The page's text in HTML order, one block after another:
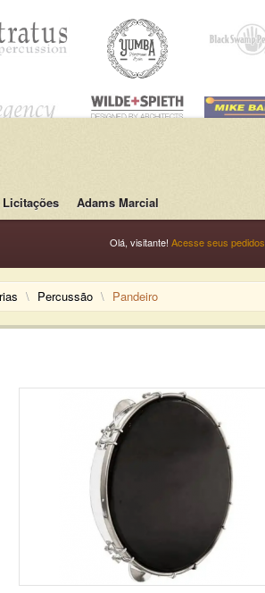
Licitações Adams Marcial
Olá, visitante! Acesse seus pedidos
\ Percussão \ Pandeiro